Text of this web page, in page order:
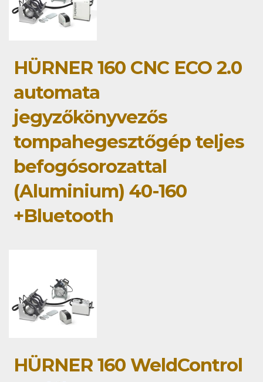
HÜRNER 160 CNC ECO 2.0
automata
jegyzőkönyvezős
tompahegesztőgép teljes
befogósorozattal
(Aluminium) 40-160
+Bluetooth
HÜRNER 160 WeldControl